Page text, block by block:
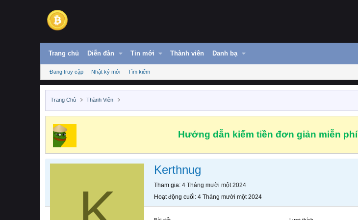
Trang chủ Diễn đàn Tin mới Thành viên Danh bạ
Đang truy cập Nhật ký mới Tìm kiếm
Trang Chủ Thành Viên
Hướng dẫn kiếm tiền đơn giản miễn phí
Kerthnug
Tham gia 4 Tháng mười một 2024
Hoạt động cuối 4 Tháng mười một 2024